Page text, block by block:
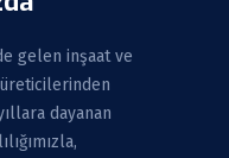
gelen inşaat ve
dayanan